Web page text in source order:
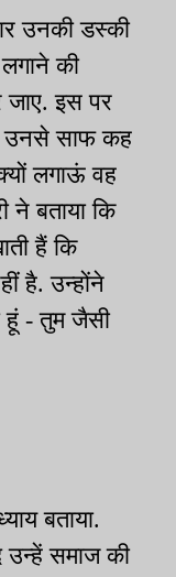
उनकी डस्की
की
जाए. इस पर
उनसे साफ कह
लगाऊं वह
बताया कि
हैं कि
है. उन्होंने
हूं - तुम जैसी
बताया.
समाज की